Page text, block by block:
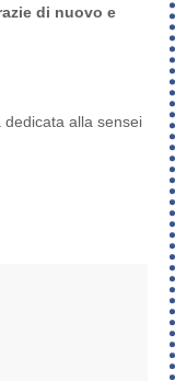
di nuovo e
alla sensei